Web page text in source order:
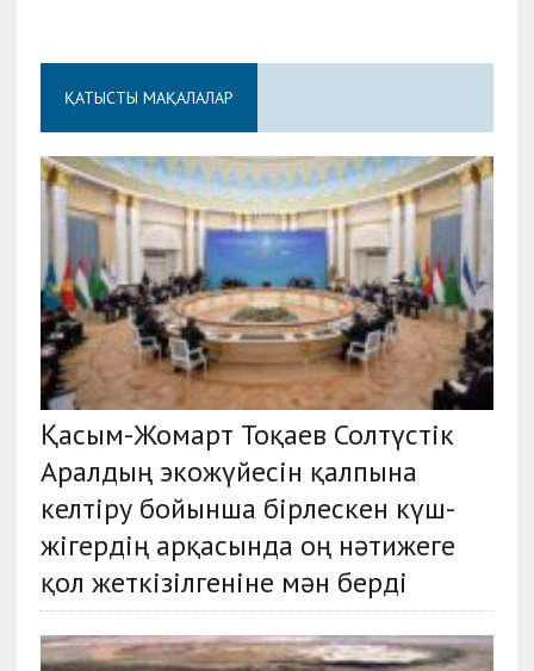
ҚАТЫСТЫ МАҚАЛАЛАР
Қасым-Жомарт Тоқаев Солтүстік
Аралдың экожүйесін қалпына
келтіру бойынша бірлескен күш-
жігердің арқасында оң нәтижеге
қол жеткізілгеніне мән берді